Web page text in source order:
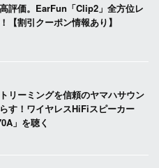
評価。EarFun「Clip2」全方位レ
【割引クーポン情報あり】
リーミングを信頼のヤマハサウン
す！ワイヤレスHiFiスピーカー
」を聴く